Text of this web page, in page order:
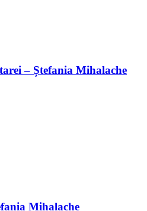
– Ștefania Mihalache
Mihalache